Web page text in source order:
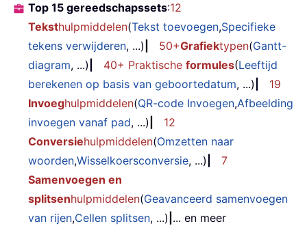
Top 15 gereedschapssets:12
Teksthulpmiddelen(Tekst toevoegen,Specifieke
tekens verwijderen, ...) 50+Grafiektypen(Gantt-
diagram, ...) 40+ Praktische formules(Leeftijd
berekenen op basis van geboortedatum, ...)
19
Invoeghulpmiddelen(QR-code Invoegen,Afbeelding
invoegen vanaf pad, ...)
12
Conversiehulpmiddelen(Omzetten naar
woorden,Wisselkoersconversie, ...)
7
Samenvoegen en
splitsenhulpmiddelen(Geavanceerd samenvoegen
van rijen,Cellen splitsen, ...) ... en meer